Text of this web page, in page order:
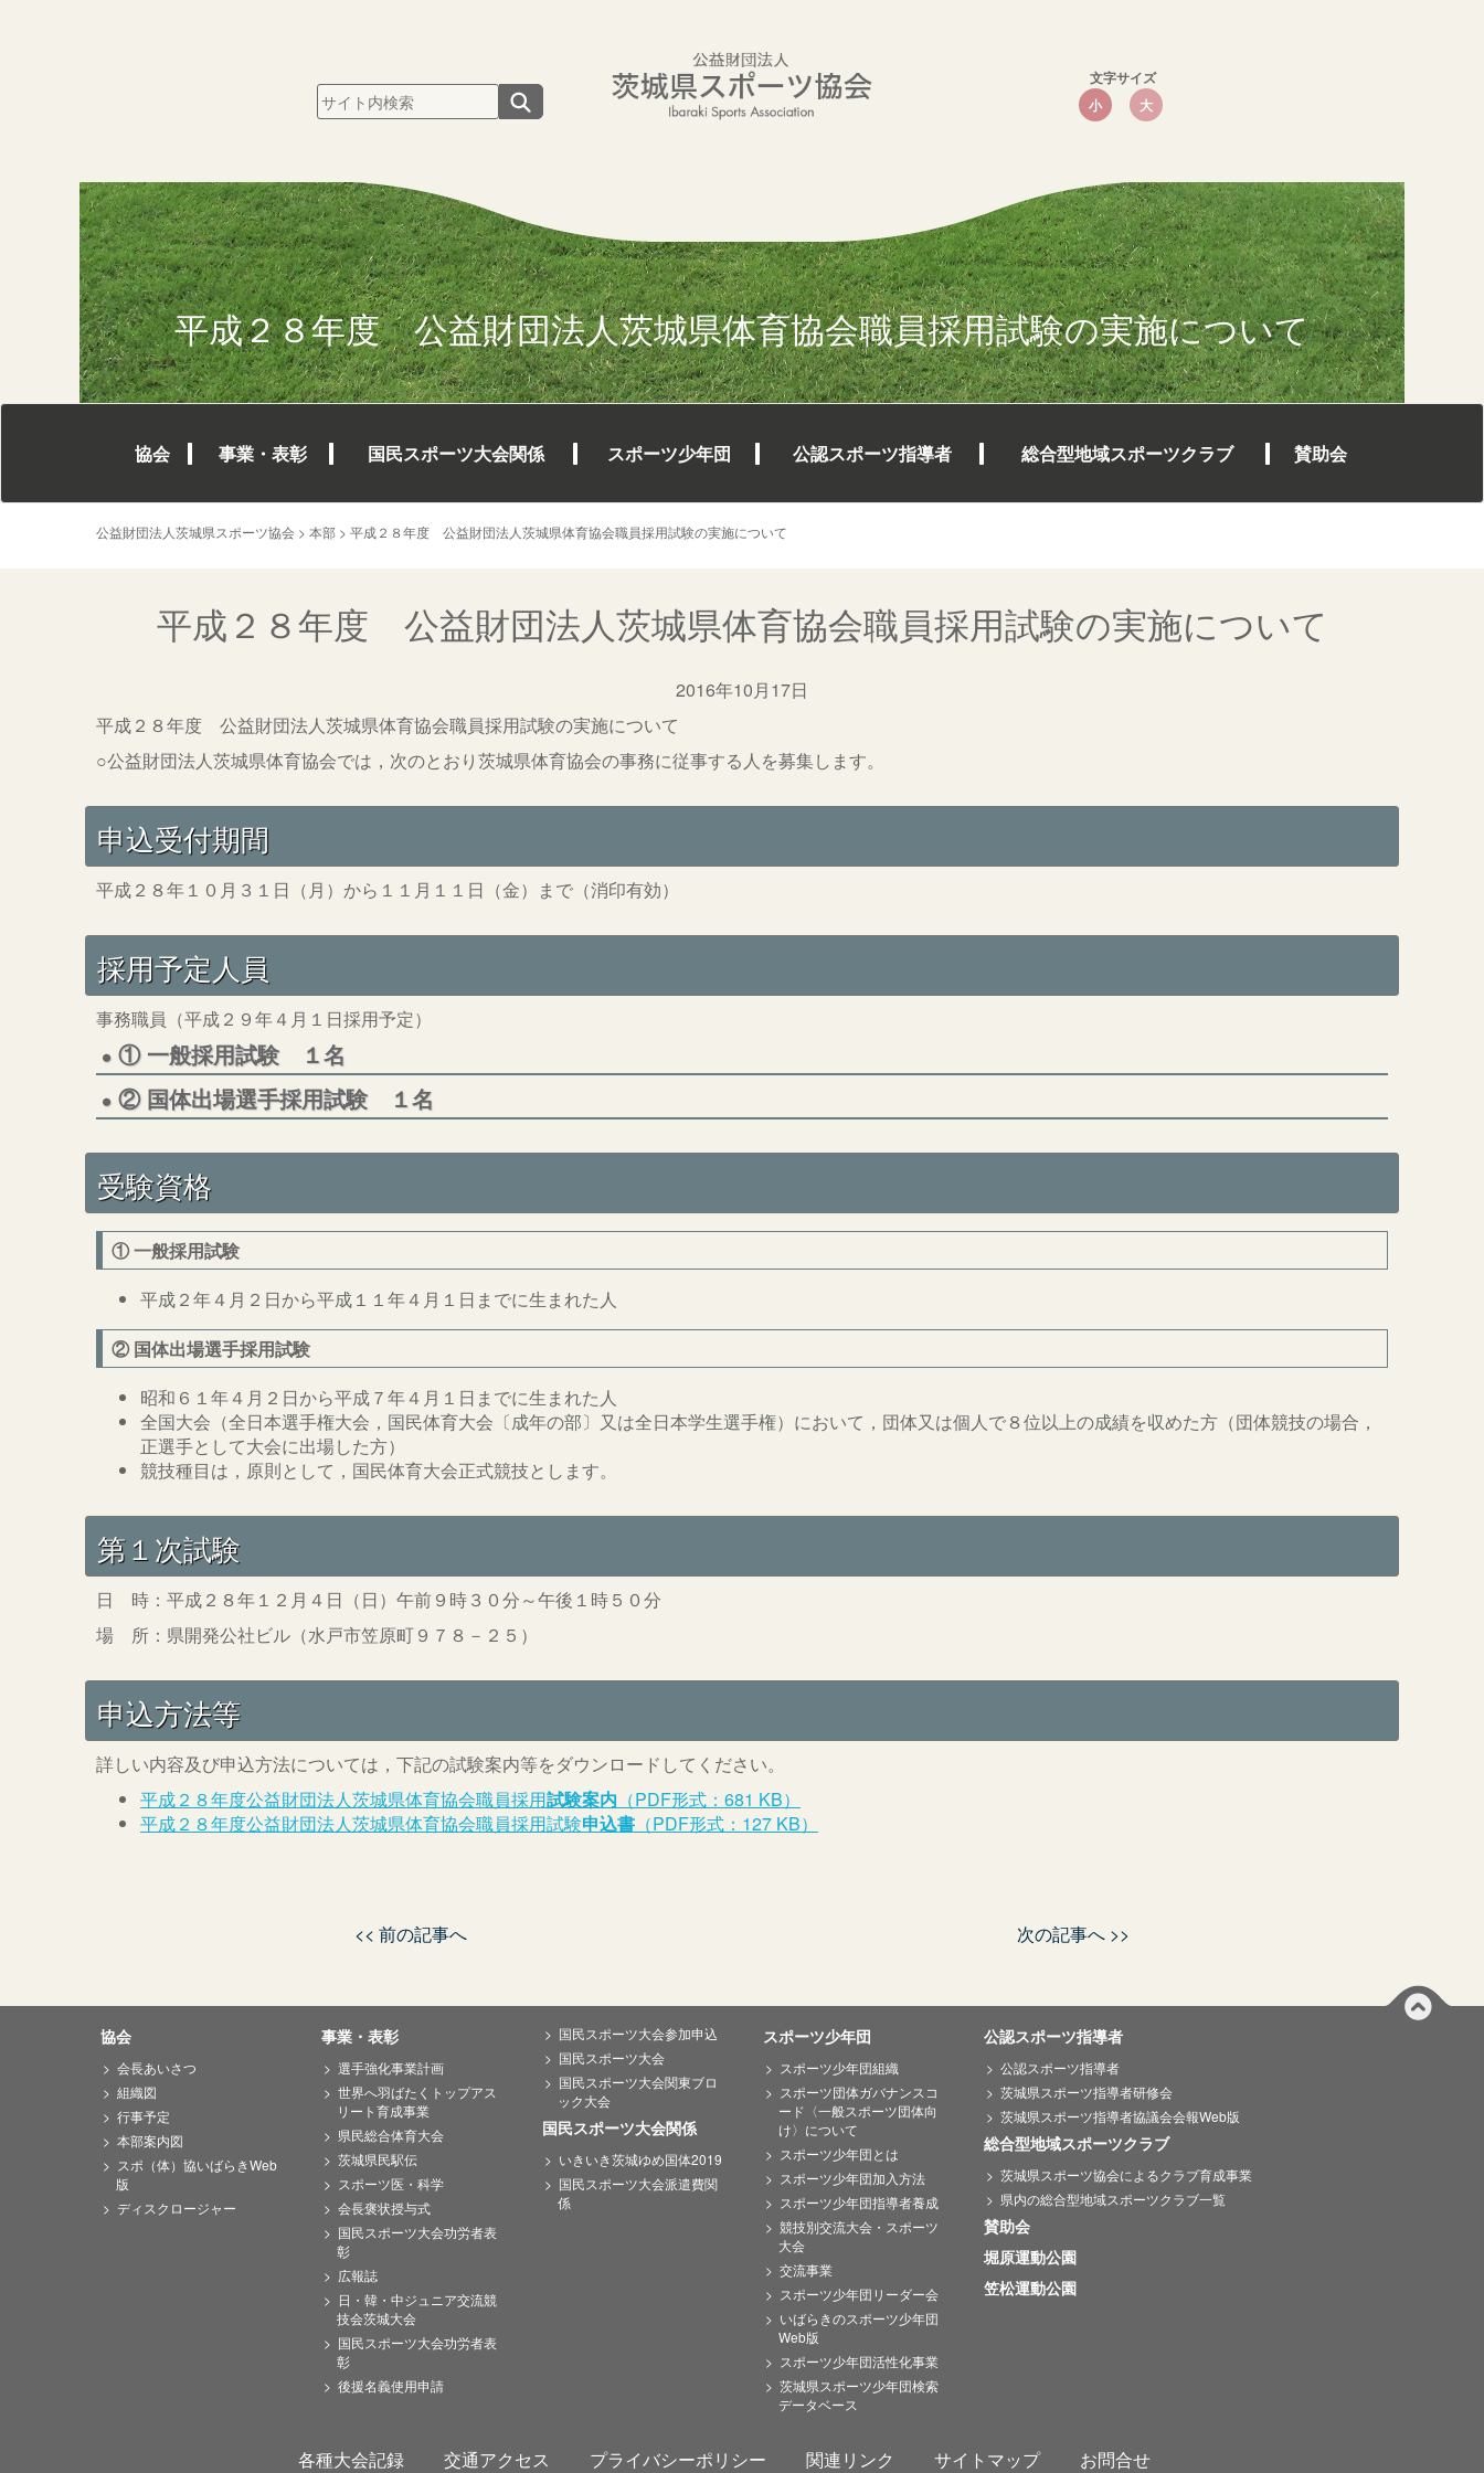
文字サイズ
小
大
平成２８年度 公益財団法人茨城県体育協会職員採用試験の実施について
協会 事業・表彰 国民スポーツ大会関係 スポーツ少年団 公認スポーツ指導者 総合型地域スポーツクラブ 賛助会
公益財団法人茨城県スポーツ協会 > 本部 > 平成２８年度 公益財団法人茨城県体育協会職員採用試験の実施について
平成２８年度 公益財団法人茨城県体育協会職員採用試験の実施について
2016年10月17日
平成２８年度 公益財団法人茨城県体育協会職員採用試験の実施について
○公益財団法人茨城県体育協会では，次のとおり茨城県体育協会の事務に従事する人を募集します。
申込受付期間
平成２８年１０月３１日（月）から１１月１１日（金）まで（消印有効）
採用予定人員
事務職員（平成２９年４月１日採用予定）
① 一般採用試験 １名
② 国体出場選手採用試験 １名
受験資格
① 一般採用試験
平成２年４月２日から平成１１年４月１日までに生まれた人
② 国体出場選手採用試験
昭和６１年４月２日から平成７年４月１日までに生まれた人
全国大会（全日本選手権大会，国民体育大会〔成年の部〕又は全日本学生選手権）において，団体又は個人で８位以上の成績を収めた方（団体競技の場合，
正選手として大会に出場した方）
競技種目は，原則として，国民体育大会正式競技とします。
第１次試験
日 時：平成２８年１２月４日（日）午前９時３０分～午後１時５０分
場 所：県開発公社ビル（水戸市笠原町９７８－２５）
申込方法等
詳しい内容及び申込方法については，下記の試験案内等をダウンロードしてください。
平成２８年度公益財団法人茨城県体育協会職員採用試験案内 （PDF形式：681 KB）
平成２８年度公益財団法人茨城県体育協会職員採用試験申込書 （PDF形式：127 KB）
<< 前の記事へ 次の記事へ >>
協会
会長あいさつ
組織図
行事予定
本部案内図
スポ（体）協いばらきWeb
版
ディスクロージャー
事業・表彰
選手強化事業計画
世界へ羽ばたくトップアス
リート育成事業
県民総合体育大会
茨城県民駅伝
スポーツ医・科学
会長褒状授与式
国民スポーツ大会功労者表
彰
広報誌
日・韓・中ジュニア交流競
技会茨城大会
国民スポーツ大会功労者表
彰
後援名義使用申請
国民スポーツ大会参加申込
国民スポーツ大会
国民スポーツ大会関東ブロ
ック大会
国民スポーツ大会関係
いきいき茨城ゆめ国体2019
国民スポーツ大会派遣費関
係
スポーツ少年団
スポーツ少年団組織
スポーツ団体ガバナンスコ
ード〈一般スポーツ団体向
け〉について
スポーツ少年団とは
スポーツ少年団加入方法
スポーツ少年団指導者養成
競技別交流大会・スポーツ
大会
交流事業
スポーツ少年団リーダー会
いばらきのスポーツ少年団
Web版
スポーツ少年団活性化事業
茨城県スポーツ少年団検索
データベース
公認スポーツ指導者
公認スポーツ指導者
茨城県スポーツ指導者研修会
茨城県スポーツ指導者協議会会報Web版
総合型地域スポーツクラブ
茨城県スポーツ協会によるクラブ育成事業
県内の総合型地域スポーツクラブ一覧
賛助会
堀原運動公園
笠松運動公園
各種大会記録 交通アクセス プライバシーポリシー 関連リンク サイトマップ お問合せ